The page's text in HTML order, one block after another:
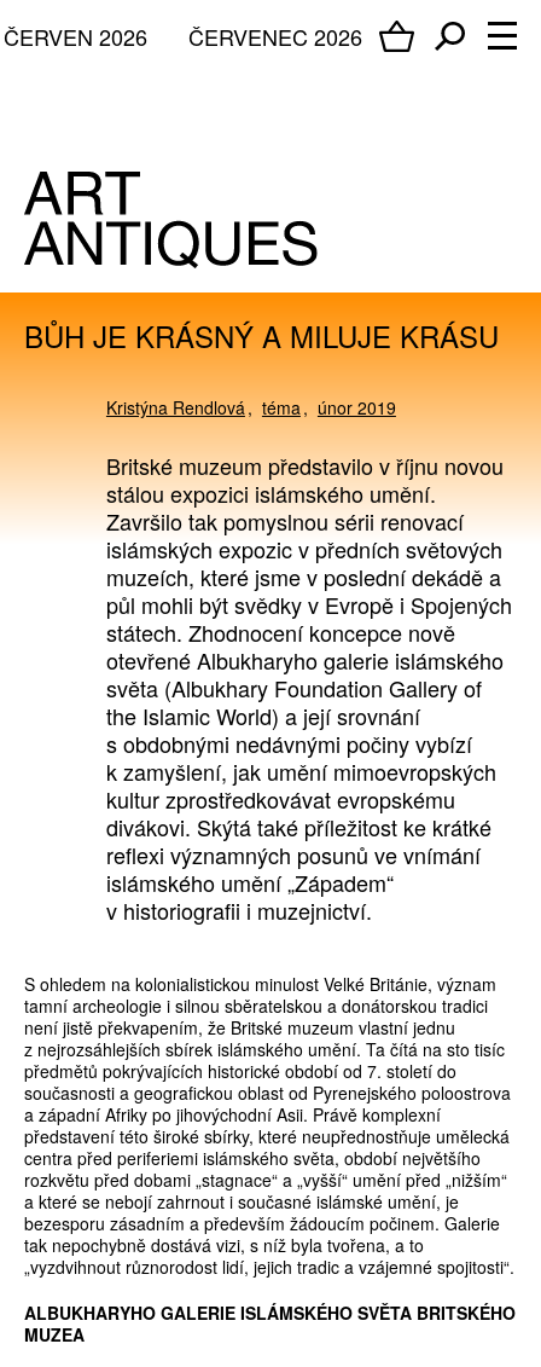
ČERVENEC 2026
ČERVEN 2026
BŮH JE KRÁSNÝ A MILUJE KRÁSU
Kristýna Rendlová téma únor 2019
Britské muzeum představilo v říjnu novou
stálou expozici islámského umění.
Završilo tak pomyslnou sérii renovací
islámských expozic v předních světových
muzeích, které jsme v poslední dekádě a
půl mohli být svědky v Evropě i Spojených
státech. Zhodnocení koncepce nově
otevřené Albukharyho galerie islámského
světa (Albukhary Foundation Gallery of
the Islamic World) a její srovnání
s obdobnými nedávnými počiny vybízí
k zamyšlení, jak umění mimoevropských
kultur zprostředkovávat evropskému
divákovi. Skýtá také příležitost ke krátké
reflexi významných posunů ve vnímání
islámského umění „Západem“
v historiografii i muzejnictví.
S ohledem na kolonialistickou minulost Velké Británie, význam
tamní archeologie i silnou sběratelskou a donátorskou tradici
není jistě překvapením, že Britské muzeum vlastní jednu
z nejrozsáhlejších sbírek islámského umění. Ta čítá na sto tisíc
předmětů pokrývajících historické období od 7. století do
současnosti a geografickou oblast od Pyrenejského poloostrova
a západní Afriky po jihovýchodní Asii. Právě komplexní
představení této široké sbírky, které neupřednostňuje umělecká
centra před periferiemi islámského světa, období největšího
rozkvětu před dobami „stagnace“ a „vyšší“ umění před „nižším“
a které se nebojí zahrnout i současné islámské umění, je
bezesporu zásadním a především žádoucím počinem. Galerie
tak nepochybně dostává vizi, s níž byla tvořena, a to
„vyzdvihnout různorodost lidí, jejich tradic a vzájemné spojitosti“.
ALBUKHARYHO GALERIE ISLÁMSKÉHO SVĚTA BRITSKÉHO
MUZEA